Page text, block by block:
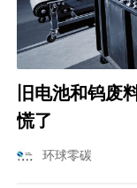
旧电池和钨废
慌了
环球零碳